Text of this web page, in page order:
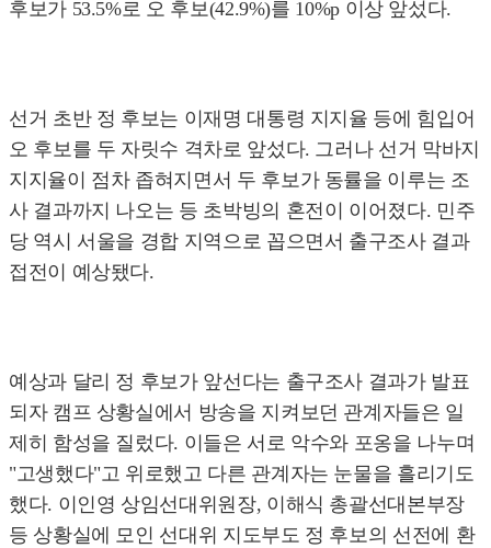
후보가 53.5%로 오 후보(42.9%)를 10%p 이상 앞섰다.
선거 초반 정 후보는 이재명 대통령 지지율 등에 힘입어
오 후보를 두 자릿수 격차로 앞섰다. 그러나 선거 막바지
지지율이 점차 좁혀지면서 두 후보가 동률을 이루는 조
사 결과까지 나오는 등 초박빙의 혼전이 이어졌다. 민주
당 역시 서울을 경합 지역으로 꼽으면서 출구조사 결과
접전이 예상됐다.
예상과 달리 정 후보가 앞선다는 출구조사 결과가 발표
되자 캠프 상황실에서 방송을 지켜보던 관계자들은 일
제히 함성을 질렀다. 이들은 서로 악수와 포옹을 나누며
"고생했다"고 위로했고 다른 관계자는 눈물을 흘리기도
했다. 이인영 상임선대위원장, 이해식 총괄선대본부장
등 상황실에 모인 선대위 지도부도 정 후보의 선전에 환